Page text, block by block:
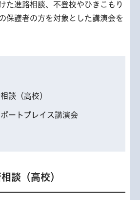
た進路相談、不登校やひきこもり
保護者の方を対象とした講演会を
談（高校）
ポートプレイス講演会
談（高校）